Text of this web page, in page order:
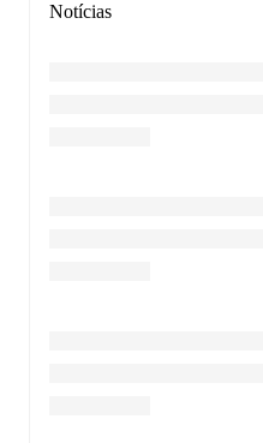
Notícias